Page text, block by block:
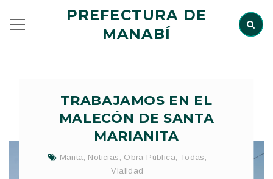
PREFECTURA DE
MANABÍ
TRABAJAMOS EN EL
MALECÓN DE SANTA
MARIANITA
Manta, Noticias , Obra Pública, Todas ,
Vialidad